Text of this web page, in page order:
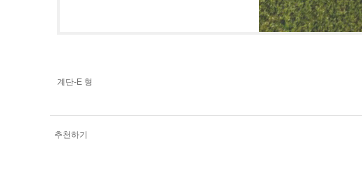
계단-E 형
추천하기